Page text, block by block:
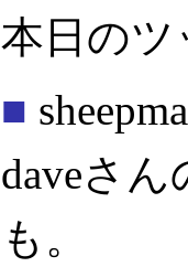
本日のツ
■
daveさ
も。